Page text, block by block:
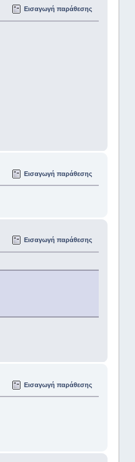
Εισαγωγή παράθεσης
Εισαγωγή παράθεσης
Εισαγωγή παράθεσης
Εισαγωγή παράθεσης